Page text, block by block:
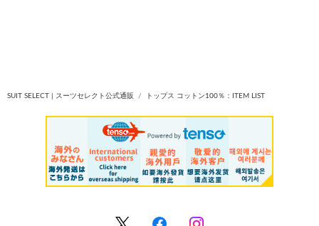
SUIT SELECT | スーツセレクト公式通販 トップス コットン100％：ITEM LIST